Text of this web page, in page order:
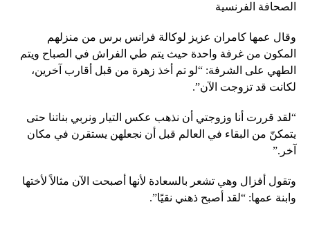
الصحافة الفرنسية
وقال عمها كامران عزيز لوكالة فرانس برس من منزلهم
المكون من غرفة واحدة حيث يتم طي الفراش في الصباح ويتم
الطهي على الشرفة: “لو تم أخذ زهرة من قبل أقارب آخرين،
لكانت قد تزوجت الآن”.
“لقد قررت أنا وزوجتي أن نذهب عكس التيار ونربي بناتنا حتى
يتمكنّ من البقاء في العالم قبل أن نجعلهن يستقرن في مكان
آخر.”
وتقول أفزال وهي تشعر بالسعادة لأنها أصبحت الآن مثالاً لأختها
وابنة عمها: “لقد أصبح ذهني نقيًا”.